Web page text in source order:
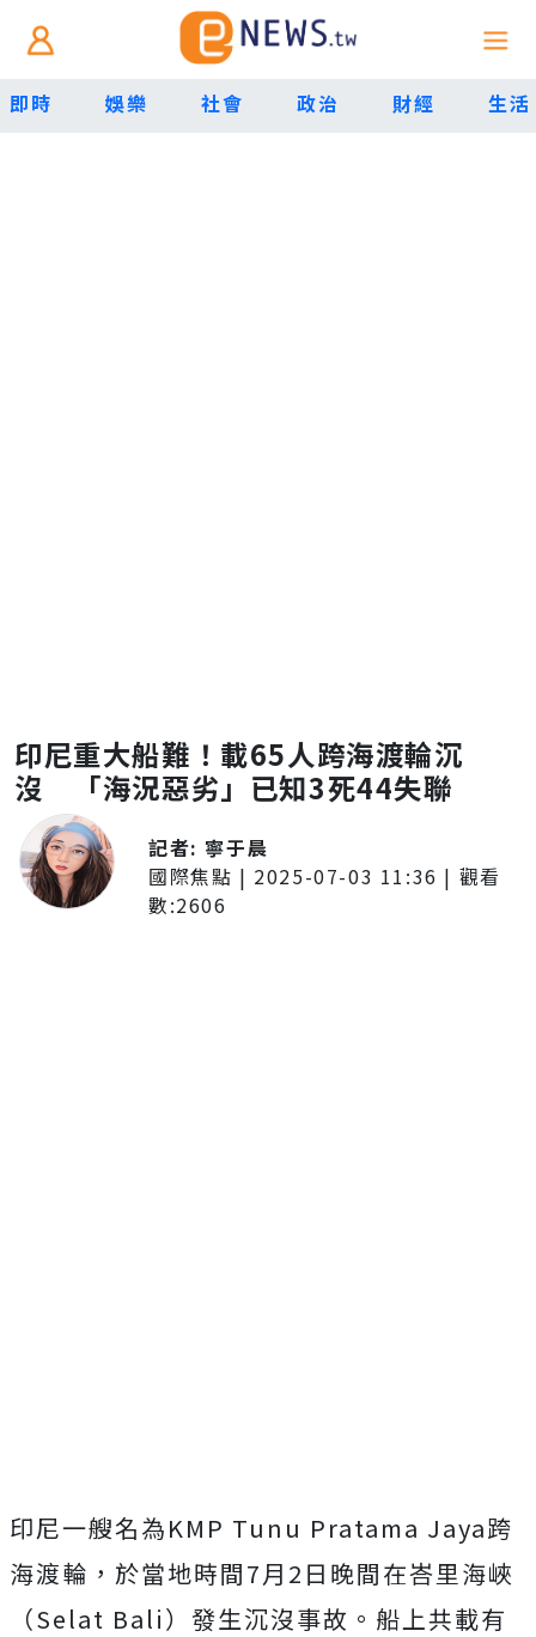
即時 娛樂 社會 政治 財經 生活
印尼重大船難！載65人跨海渡輪沉
沒 「海況惡劣」已知3死44失聯
記者: 寧于晨
國際焦點 | 2025-07-03 11:36 | 觀看
數:2606
印尼一艘名為KMP Tunu Pratama Jaya跨
海渡輪，於當地時間7月2日晚間在峇里海峽
（Selat Bali） 發生沉沒事故。船上共載有